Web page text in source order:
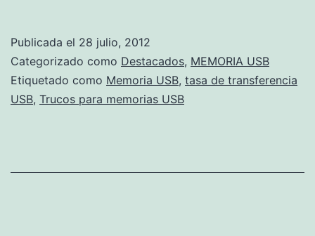
de
transferencia
Publicada el 28 julio, 2012
Categorizado como Destacados, MEMORIA USB
Etiquetado como Memoria USB, tasa de transferencia
USB, Trucos para memorias USB